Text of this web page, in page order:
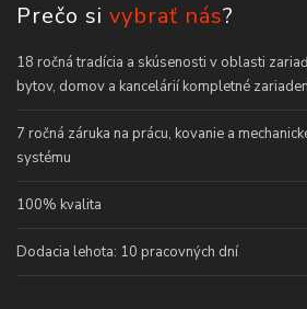
Prečo si vybrať nás?
18 ročná tradícia a skúsenosti v oblasti
bytov, domov a kancelárií kompletné
7 ročná záruka na prácu, kovanie a
systému
100% kvalita
Dodacia lehota: 10 pracovných dní